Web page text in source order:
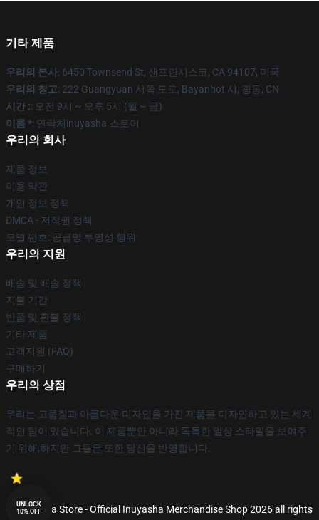
기타 제품
우리의 본사: 6450 Townsend St, 샌프란시스코, CA 94107, 미국
우리의 창고: 222 Guangyuan 서쪽 도로, Bayanhot 시, 광동, CN
시간 :: 오전 9시 ~ 오후 5시 (월 ~ 금)
이름 *: 연락처inuyasha.스토어
우리의 회사
제품 정보
이용 약관
개인 정보 정책
DMCA - 저작권 정책
모델 번호: 공급망 투명성 행위
우리의 지원
배송 및 배송 정책
지불 기간
반품 및 환불 정책
기타 제품
고객지원 (FAQ)
구매하기
우리의 상점
우리는 고품질과 아름다운 디자인을 가진 제품을 디자인하고 있는 세계
적인 팀이 있습니다. 이 제품뿐만 아니라 독특한 일상 스타일을 보여주
기 위해,하지만 그들은 또한 당신을 반영합니다.
© Inuyasha Store - Official Inuyasha Merchandise Shop 2026 all rights
UNLOCK
10% OFF